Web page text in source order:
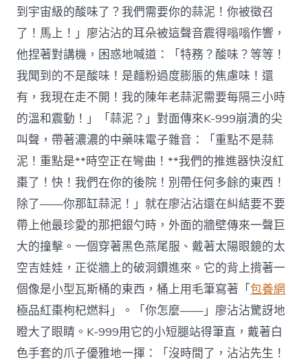
到宇宙級的酸味了？我們需要你的蒜泥！你被徵召
了！馬上！」廖沾沾的耳朵被這聲音震得嗡嗡作響，
他捏著對講機，困惑地喊道：「特務？酸味？等等！
我聞到的不是酸味！是麵粉過度膨脹的焦慮味！還
有，我現在走不開！我的陳年老蒜泥需要每隔三小時
的溫和震動！」「蒜泥？」對面傳來K-999崩潰的尖
叫聲，帶著濃濃的中藥味電子雜音：「重點不是蒜
泥！重點是**時空正在彎曲！**我們的推進器快沒紅
棗了！快！我們在你的後院！別帶任何多餘的東西！
除了——你那缸蒜泥！」就在廖沾沾還在糾結要不要
帶上他最珍愛的那把銀勺時，外面的牆壁傳來一聲巨
大的撞擊。一個穿著黑色燕尾服、戴著太陽眼鏡的太
空吉娃娃，正從牆上的破洞鑽進來。它的背上揹著一
個像是小型瓦斯桶的東西，桶上用毛筆寫著「包養網
極品紅棗枸杞燃料」。「你怎麼——」廖沾沾驚訝地
瞪大了眼睛。K-999用它的小短腿站得筆直，戴著白
色手套的爪子優雅地一揮：「沒時間了，沾沾先生！